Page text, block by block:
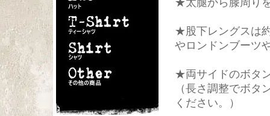
★太腿から膝周り
★股下レングスは
やロンドンブーツ
★両サイドのボタ
（長さ調整でボ
ください。）